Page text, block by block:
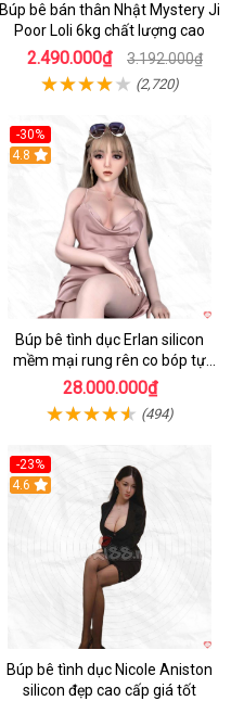
Búp bê bán thân Nhật Mystery Ji
Poor Loli 6kg chất lượng cao
2.490.000₫ 3.192.000₫
(2,720)
-30%
4.8
Búp bê tình dục Erlan silicon
mềm mại rung rên co bóp tự
động
28.000.000₫
(494)
-23%
4.6
Búp bê tình dục Nicole Aniston
silicon đẹp cao cấp giá tốt